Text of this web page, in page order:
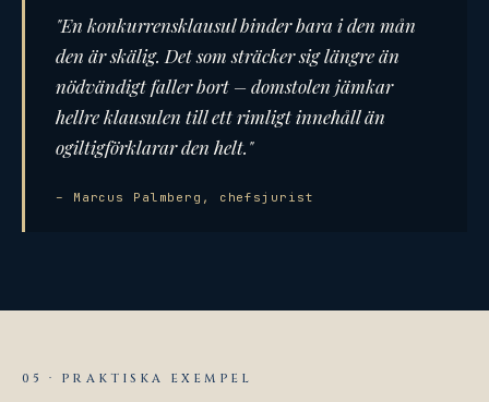
"En konkurrensklausul binder bara i den mån
den är skälig. Det som sträcker sig längre än
nödvändigt faller bort – domstolen jämkar
hellre klausulen till ett rimligt innehåll än
ogiltigförklarar den helt."
– Marcus Palmberg, chefsjurist
05 · PRAKTISKA EXEMPEL